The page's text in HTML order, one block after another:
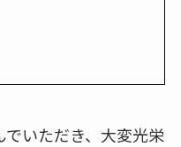
いただき、大変光栄